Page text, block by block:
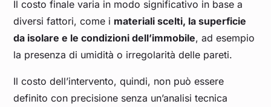
Il costo finale varia in modo significativo in base a
diversi fattori, come i materiali scelti, la superficie
da isolare e le condizioni dell’immobile, ad esempio
la presenza di umidità o irregolarità delle pareti.
Il costo dell’intervento, quindi, non può essere
definito con precisione senza un’analisi tecnica